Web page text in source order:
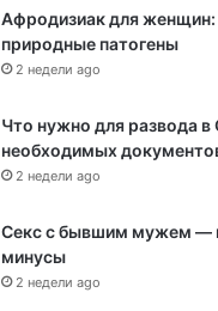
Афродизиак для
природные патогены
2 недели ago
Что нужно для развода
необходимых
2 недели ago
Секс с бывшим мужем —
минусы
2 недели ago